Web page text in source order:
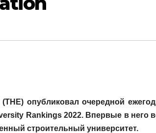
опубликовал очередной
Rankings 2022. Впервые в
строительный университет.